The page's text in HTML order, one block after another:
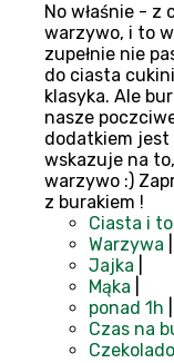
No właśnie -
warzywo, i to
zupełnie nie
do ciasta
klasyka. Ale
nasze
dodatkiem jest
wskazuje na
warzywo :)
z burakiem !
Ciasta i
Warzywa
Jajka
Mąka
ponad 1h
Czas na